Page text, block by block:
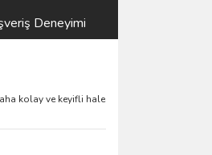
Deneyimi
kolay ve keyifli hale